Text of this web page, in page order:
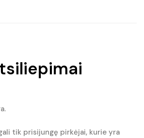
tik prisijungę pirkėjai, kurie yra